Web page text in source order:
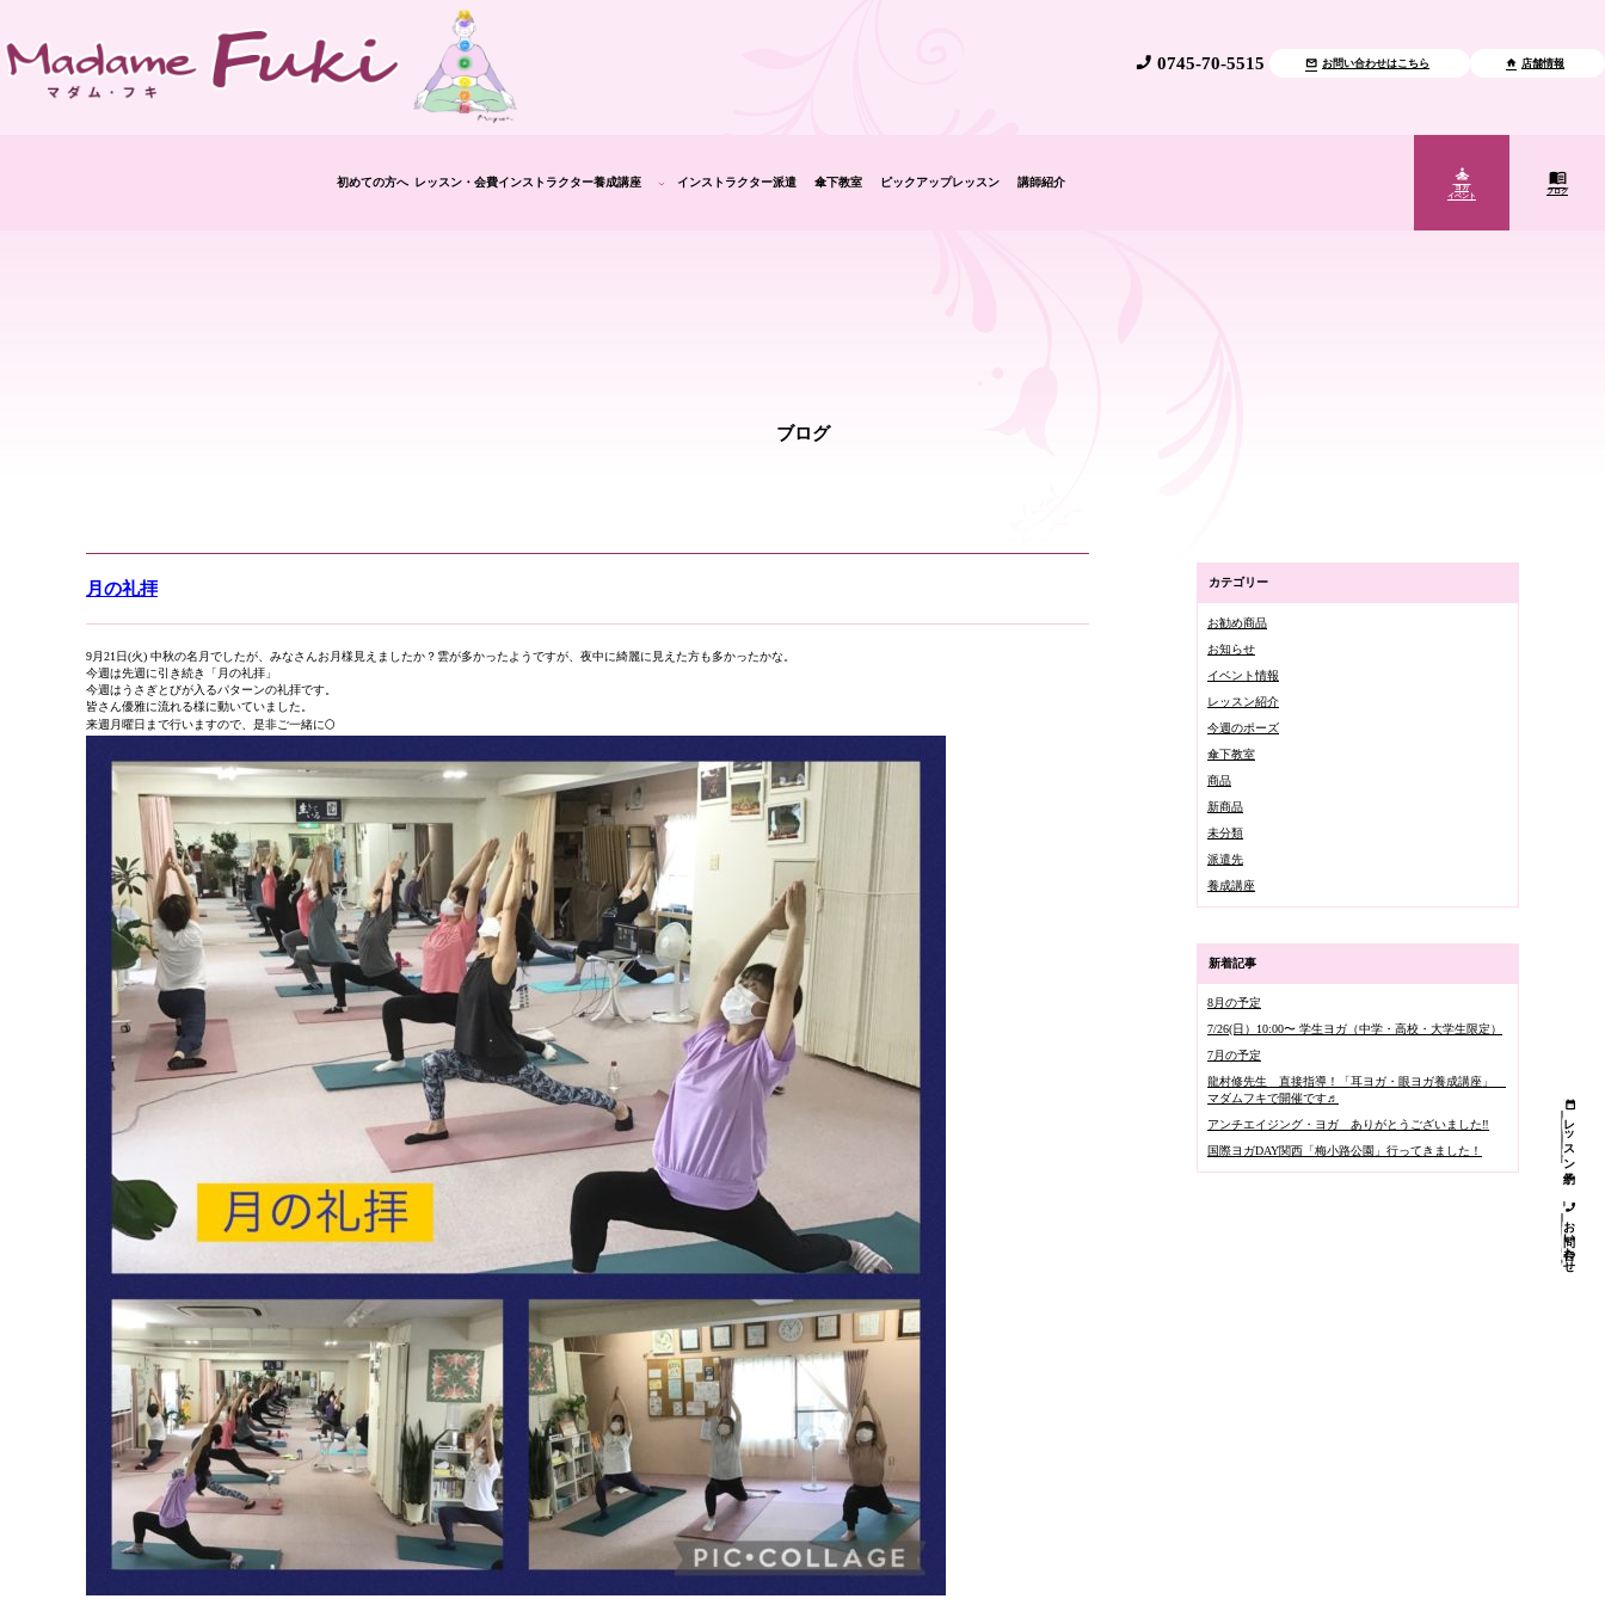
0745-70-5515 お問い合わせはこちら 店舗情報
初めての方へ レッスン・会費インストラクター養成講座 インストラクター派遣 傘下教室 ピックアップレッスン 講師紹介
ヨガ
イベント
ブログ
ブログ
月の礼拝
9月21日(火) 中秋の名月でしたが、みなさんお月様見えましたか？雲が多かったようですが、夜中に綺麗に見えた方も多かったかな。
今週は先週に引き続き「月の礼拝」
今週はうさぎとびが入るパターンの礼拝です。
皆さん優雅に流れる様に動いていました。
来週月曜日まで行いますので、是非ご一緒に🌕
カテゴリー
お勧め商品
お知らせ
イベント情報
レッスン紹介
今週のポーズ
傘下教室
商品
新商品
未分類
派遣先
養成講座
新着記事
8月の予定
7/26(日）10:00〜 学生ヨガ（中学・高校・大学生限定）
7月の予定
龍村修先生 直接指導！「耳ヨガ・眼ヨガ養成講座」
マダムフキで開催です♬
アンチエイジング・ヨガ ありがとうございました‼️
国際ヨガDAY関西「梅小路公園」行ってきました！
レッスン予約
お問い合わせ